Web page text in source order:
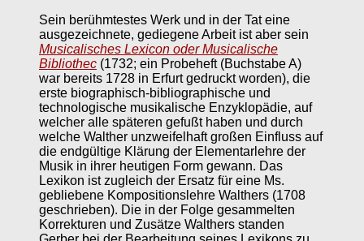
Sein berühmtestes Werk und in der Tat eine
ausgezeichnete, gediegene Arbeit ist aber sein
Musicalisches Lexicon oder Musicalische
Bibliothec (1732; ein Probeheft (Buchstabe A)
war bereits 1728 in Erfurt gedruckt worden), die
erste biographisch-bibliographische und
technologische musikalische Enzyklopädie, auf
welcher alle späteren gefußt haben und durch
welche Walther unzweifelhaft großen Einfluss auf
die endgültige Klärung der Elementarlehre der
Musik in ihrer heutigen Form gewann. Das
Lexikon ist zugleich der Ersatz für eine Ms.
gebliebene Kompositionslehre Walthers (1708
geschrieben). Die in der Folge gesammelten
Korrekturen und Zusätze Walthers standen